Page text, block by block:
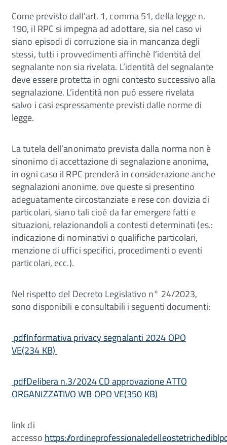
Come previsto dall’art. 1, comma 51, della legge n.
190, il RPC si impegna ad adottare, sia nel caso vi
siano episodi di corruzione sia in mancanza degli
stessi, tutti i provvedimenti affinché l’identità del
segnalante non sia rivelata. L’identità del segnalante
deve essere protetta in ogni contesto successivo alla
segnalazione. L’identità non può essere rivelata
salvo i casi espressamente previsti dalle norme di
legge.
La tutela dell’anonimato prevista dalla norma non è
sinonimo di accettazione di segnalazione anonima,
in ogni caso il RPC prenderà in considerazione anche
segnalazioni anonime, ove queste si presentino
adeguatamente circostanziate e rese con dovizia di
particolari, siano tali cioè da far emergere fatti e
situazioni, relazionandoli a contesti determinati (es.:
indicazione di nominativi o qualifiche particolari,
menzione di uffici specifici, procedimenti o eventi
particolari, ecc.).
Nel rispetto del Decreto Legislativo n° 24/2023,
sono disponibili e consultabili i seguenti documenti:
pdfInformativa privacy segnalanti 2024 OPO
VE(234 KB)
pdfDelibera n.3/2024 CD approvazione ATTO
ORGANIZZATIVO WB OPO VE(350 KB)
link di
accesso https://